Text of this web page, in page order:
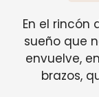
En el rincón
sueño que
envuelve,
brazos,